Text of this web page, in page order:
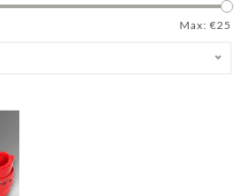
Max: €25